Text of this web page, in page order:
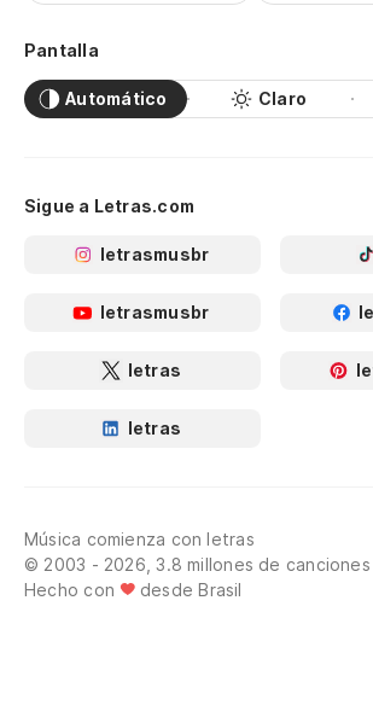
Pantalla
Automático Claro
Sigue a Letras.com
letrasmusbr
letrasmusbr
letras
letras
Música comienza con letras
© 2003 - 2026, 3.8 millones de canciones
Hecho con
desde Brasil